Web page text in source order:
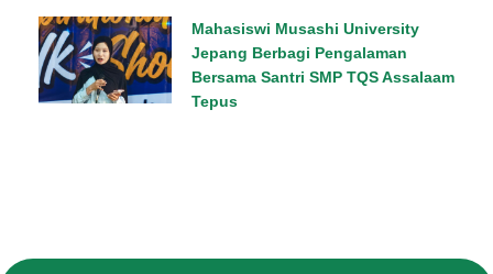
Mahasiswi Musashi University
Jepang Berbagi Pengalaman
Bersama Santri SMP TQS Assalaam
Tepus